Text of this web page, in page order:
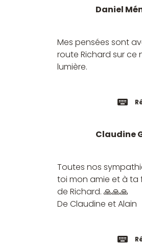
Daniel
Mes pensées sont
route Richard sur
lumière.
Claudine
Toutes nos
toi mon amie et à ta
de Richard. 🙏🙏🙏
De Claudine et Alain